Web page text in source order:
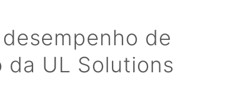
de
da UL Solutions